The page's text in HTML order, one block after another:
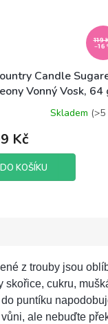
119
–16
Candle
Vonný Vosk, 64
Skladem (>5
Kč
DO KOŠÍKU
z trouby jsou
skořice, cukru,
puntíku
ale nebuďte